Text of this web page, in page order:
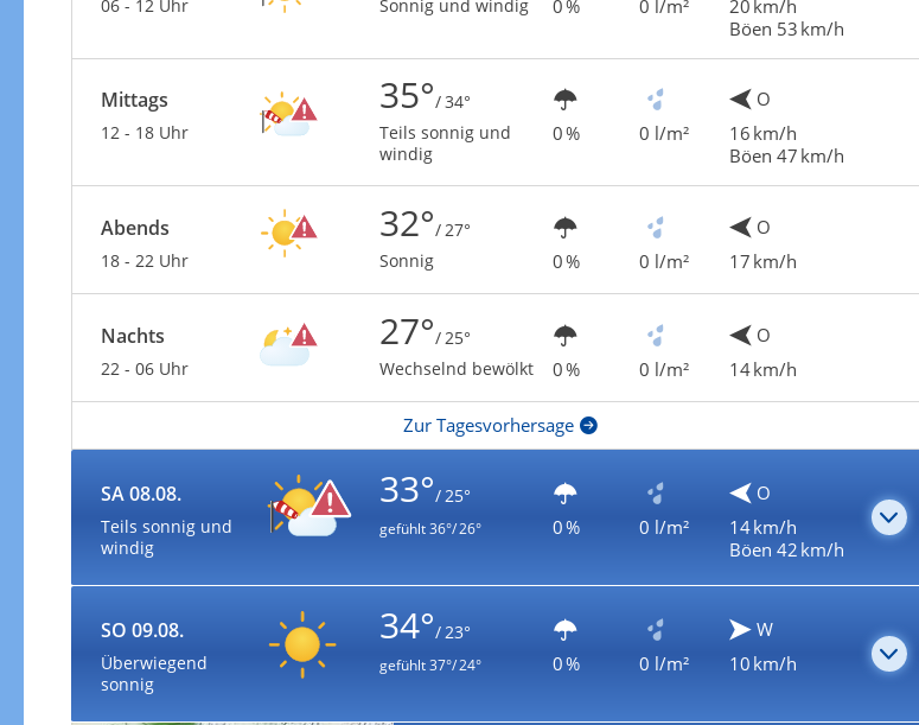
06 - 12 Uhr
Sonnig und windig
0 % 0 l/m²
20 km/h
Böen 53 km/h
Mittags
12 - 18 Uhr
35°/ 34°
Teils sonnig und
windig
0 % 0 l/m²
O
16 km/h
Böen 47 km/h
Abends
18 - 22 Uhr
32°/ 27°
Sonnig
0 % 0 l/m²
O
17 km/h
Nachts
22 - 06 Uhr
27°/ 25°
Wechselnd bewölkt
0 % 0 l/m²
O
14 km/h
Zur Tagesvorhersage
SA 08.08.
Teils sonnig und
windig
33°/ 25°
gefühlt36°/ 26° 0 % 0 l/m²
O
14 km/h
Böen 42 km/h
SO 09.08.
Überwiegend
sonnig
34°/ 23°
gefühlt37°/ 24° 0 % 0 l/m²
W
10 km/h